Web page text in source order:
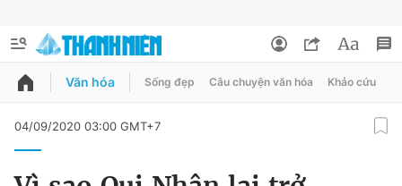
QUẢNG CÁO
Văn hóa Sống đẹp Câu chuyện văn hóa Khảo cứu
04/09/2020 03:00 GMT+7